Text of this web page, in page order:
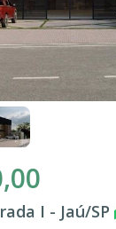
I - Jaú/SP